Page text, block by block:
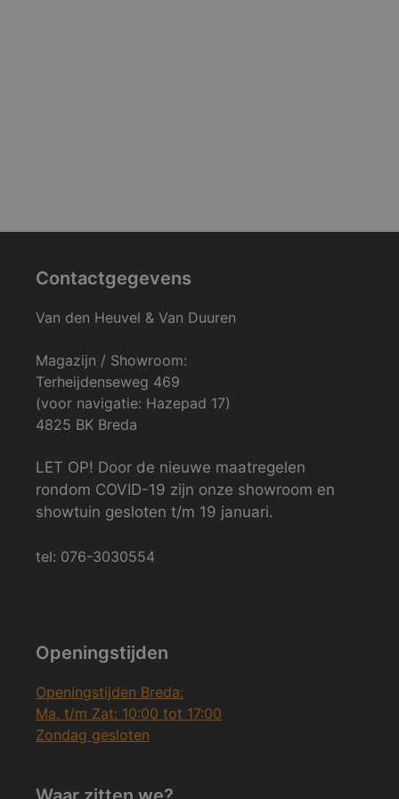
Contactgegevens
Van den Heuvel & Van Duuren
Magazijn / Showroom:
Terheijdenseweg 469
(voor navigatie: Hazepad 17)
4825 BK Breda
LET OP! Door de nieuwe maatregelen
rondom COVID-19 zijn onze showroom en
showtuin gesloten t/m 19 januari.
tel: 076-3030554
Openingstijden
Openingstijden Breda:
Ma. t/m Zat: 10:00 tot 17:00
Zondag gesloten